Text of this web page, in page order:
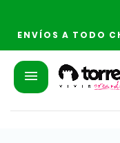
ENVÍOS A TODO